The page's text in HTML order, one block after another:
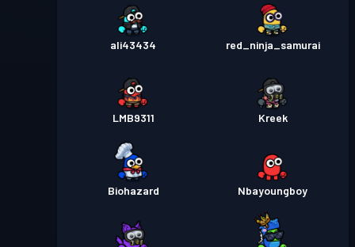
ali43434 red_ninja_samurai
LMB9311 Kreek
Biohazard Nbayoungboy